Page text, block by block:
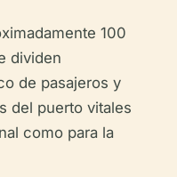
100
dividen
de pasajeros y
del puerto vitales
como para la